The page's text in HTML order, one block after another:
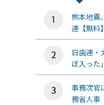
熊本地
連【無料】
日歯連
ぼ入った」
事務次
務省人事